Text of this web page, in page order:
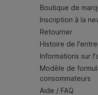
Boutique de
Inscription à la
Retourner
Histoire de
Informations sur
Modèle de
consommateurs
Aide / FAQ